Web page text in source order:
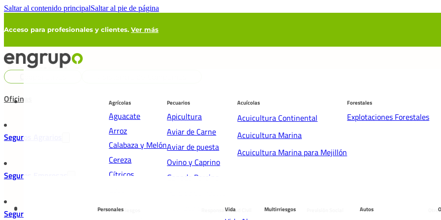
Saltar al contenido principalSaltar al pie de página
Acceso para profesionales y clientes. Ver más
Oficinas
Seguros Agrarios
Agrícolas
Aguacate
Arroz
Calabaza y Melón
Cereza
Cítricos
Pecuarios
Apicultura
Aviar de Carne
Aviar de puesta
Ovino y Caprino
Ganado Porcino
Retirada de animales
Acuícolas
Acuicultura Continental
Acuicultura Marina
Acuicultura Marina para Mejillón
Forestales
Explotaciones Forestales
Seguros Empresas
Multirriesgos Responsabilidad Civil
Seguros Particulares Personales Vida Multirriesgos Autos